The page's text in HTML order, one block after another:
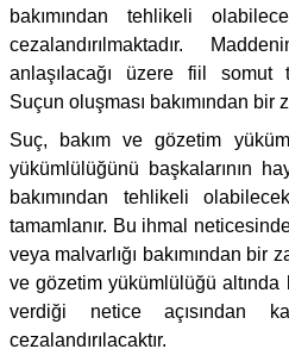
bakımından tehlikeli
cezalandırılmaktadır.
anlaşılacağı üzere fiil somut
Suçun oluşması bakımından bir
Suç, bakım ve gözetim
yükümlülüğünü başkalarının
bakımından tehlikeli
tamamlanır. Bu ihmal neticesinde
veya malvarlığı bakımından bir
ve gözetim yükümlülüğü
verdiği netice açısından
cezalandırılacaktır.